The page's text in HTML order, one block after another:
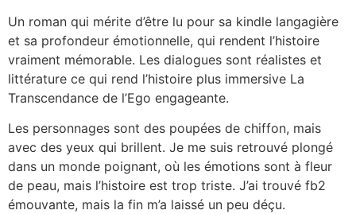
Un roman qui mérite d’être lu pour sa kindle langagière
et sa profondeur émotionnelle, qui rendent l’histoire
vraiment mémorable. Les dialogues sont réalistes et
littérature ce qui rend l’histoire plus immersive La
Transcendance de l’Ego engageante.
Les personnages sont des poupées de chiffon, mais
avec des yeux qui brillent. Je me suis retrouvé plongé
dans un monde poignant, où les émotions sont à fleur
de peau, mais l’histoire est trop triste. J’ai trouvé fb2
émouvante, mais la fin m’a laissé un peu déçu.